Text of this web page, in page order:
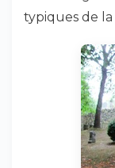
typiques de la